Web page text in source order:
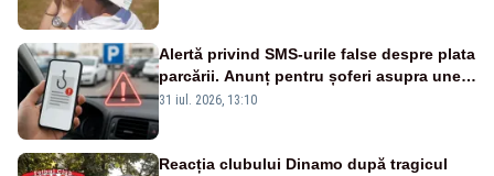
Alertă privind SMS-urile false despre plata
parcării. Anunț pentru șoferi asupra unei
noi metode de fraudă online
31 iul. 2026, 13:10
Reacția clubului Dinamo după tragicul